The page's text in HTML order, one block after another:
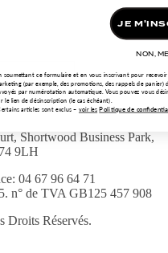
Shortwood Business Park,
9LH
04 67 96 64 71
n° de TVA GB125 457 908
Droits Réservés.
JE
NON,
soumettant ce formulaire et en vous inscrivant pour
(par exemple, des promotions, des rappels de
par numérotation automatique. Vous pouvez vous
le lien de désinscription (le cas échéant).
articles sont exclus– voir les Politique de